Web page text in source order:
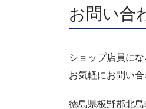
お問い合
ショップ店員に
お気軽にお問い合
徳島県板野郡北